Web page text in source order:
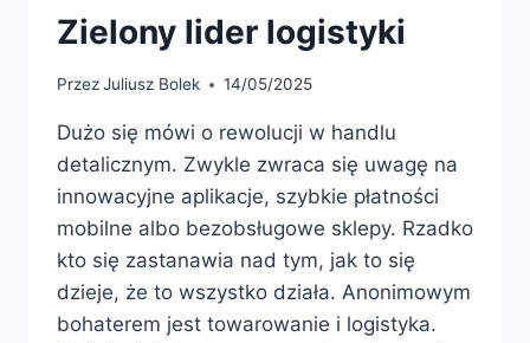
Zielony lider logistyki
PrzezJuliusz Bolek 14/05/2025
Dużo się mówi o rewolucji w handlu
detalicznym. Zwykle zwraca się uwagę na
innowacyjne aplikacje, szybkie płatności
mobilne albo bezobsługowe sklepy. Rzadko
kto się zastanawia nad tym, jak to się
dzieje, że to wszystko działa. Anonimowym
bohaterem jest towarowanie i logistyka.